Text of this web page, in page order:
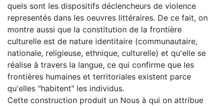
quels sont les dispositifs déclencheurs de violence
representés dans les oeuvres littéraires. De ce fait, on
montre aussi que la constitution de la frontière
culturelle est de nature identitaire (communautaire,
nationale, religieuse, ethnique, culturelle) et qu'elle se
réalise à travers la langue, ce qui confirme que les
frontières humaines et territoriales existent parce
qu'elles "habitent" les individus.
Cette construction produit un Nous à qui on attribue